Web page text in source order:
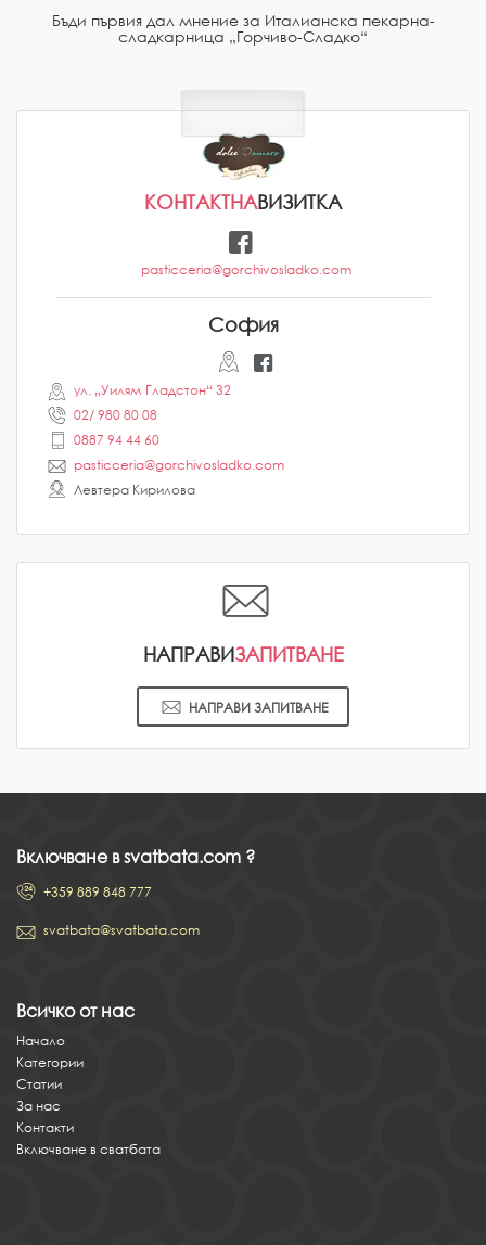
Бъди първия дал мнение за Италианска пекарна-
сладкарница „Горчиво-Сладко“
КОНТАКТНАВИЗИТКА
pasticceria@gorchivosladko.com
София
ул. „Уилям Гладстон“ 32
02/ 980 80 08
0887 94 44 60
pasticceria@gorchivosladko.com
Левтера Кирилова
НАПРАВИЗАПИТВАНЕ
НАПРАВИ ЗАПИТВАНЕ
Включване в svatbata.com ?
+359 889 848 777
svatbata@svatbata.com
Всичко от нас
Начало
Категории
Статии
За нас
Контакти
Включване в сватбата